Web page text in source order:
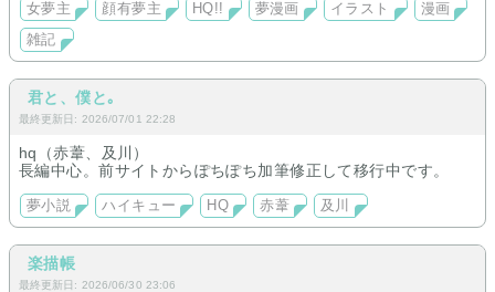
女夢主 顔有夢主 HQ!! 夢漫画 イラスト
漫画
雑記
君と、僕と｡
最終更新日: 2026/07/01 22:28
hq（赤葦、及川）
長編中心。前サイトからぽちぽち加筆修正して移行中です。
夢小説 ハイキュー HQ 赤葦 及川
楽描帳
最終更新日: 2026/06/30 23:06